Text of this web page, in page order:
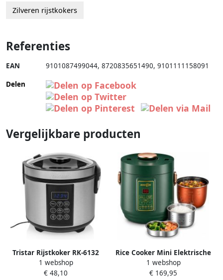
Zilveren rijstkokers
Referenties
EAN 9101087499044, 8720835651490, 9101111158091
Delen
Vergelijkbare producten
Tristar Rijstkoker RK-6132
Geschikt voor 10 porties
Digitale Multicooker:
1 webshop
€ 48,10
Rice Cooker Mini Elektrische
rijstkoker 1 2 l met Low
Sugar-functie en stoompan
1 webshop
€ 169,95